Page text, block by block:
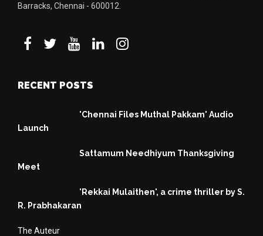
Barracks, Chennai - 600012.
RECENT POSTS
'Chennai Files Muthal Pakkam' Audio
Launch
Sattamum Needhiyum Thanksgiving
Meet
'Rekkai Mulaithen', a crime thriller by S.
R. Prabhakaran
The Auteur